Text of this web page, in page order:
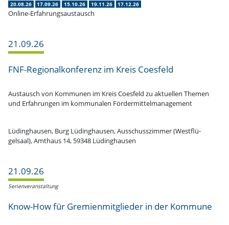
20.08.26 17.09.26 15.10.26 19.11.26 17.12.26
Online-Erfahrungsaustausch
21.09.26
FNF-Regio­nal­­kon­­­ferenz im Kreis Coesfeld
Austausch von Kommunen im Kreis Coesfeld zu aktuellen Themen
und Erfah­rungen im kommu­nalen Fördermittelmanagement
Lüding­hausen, Burg Lüding­hausen, Ausschuss­zimmer (Westflü­
gelsaal), Amthaus 14, 59348 Lüdinghausen
21.09.26
Serien­ver­an­staltung
Know-How für Gremi­en­mit­glieder in der Kommune